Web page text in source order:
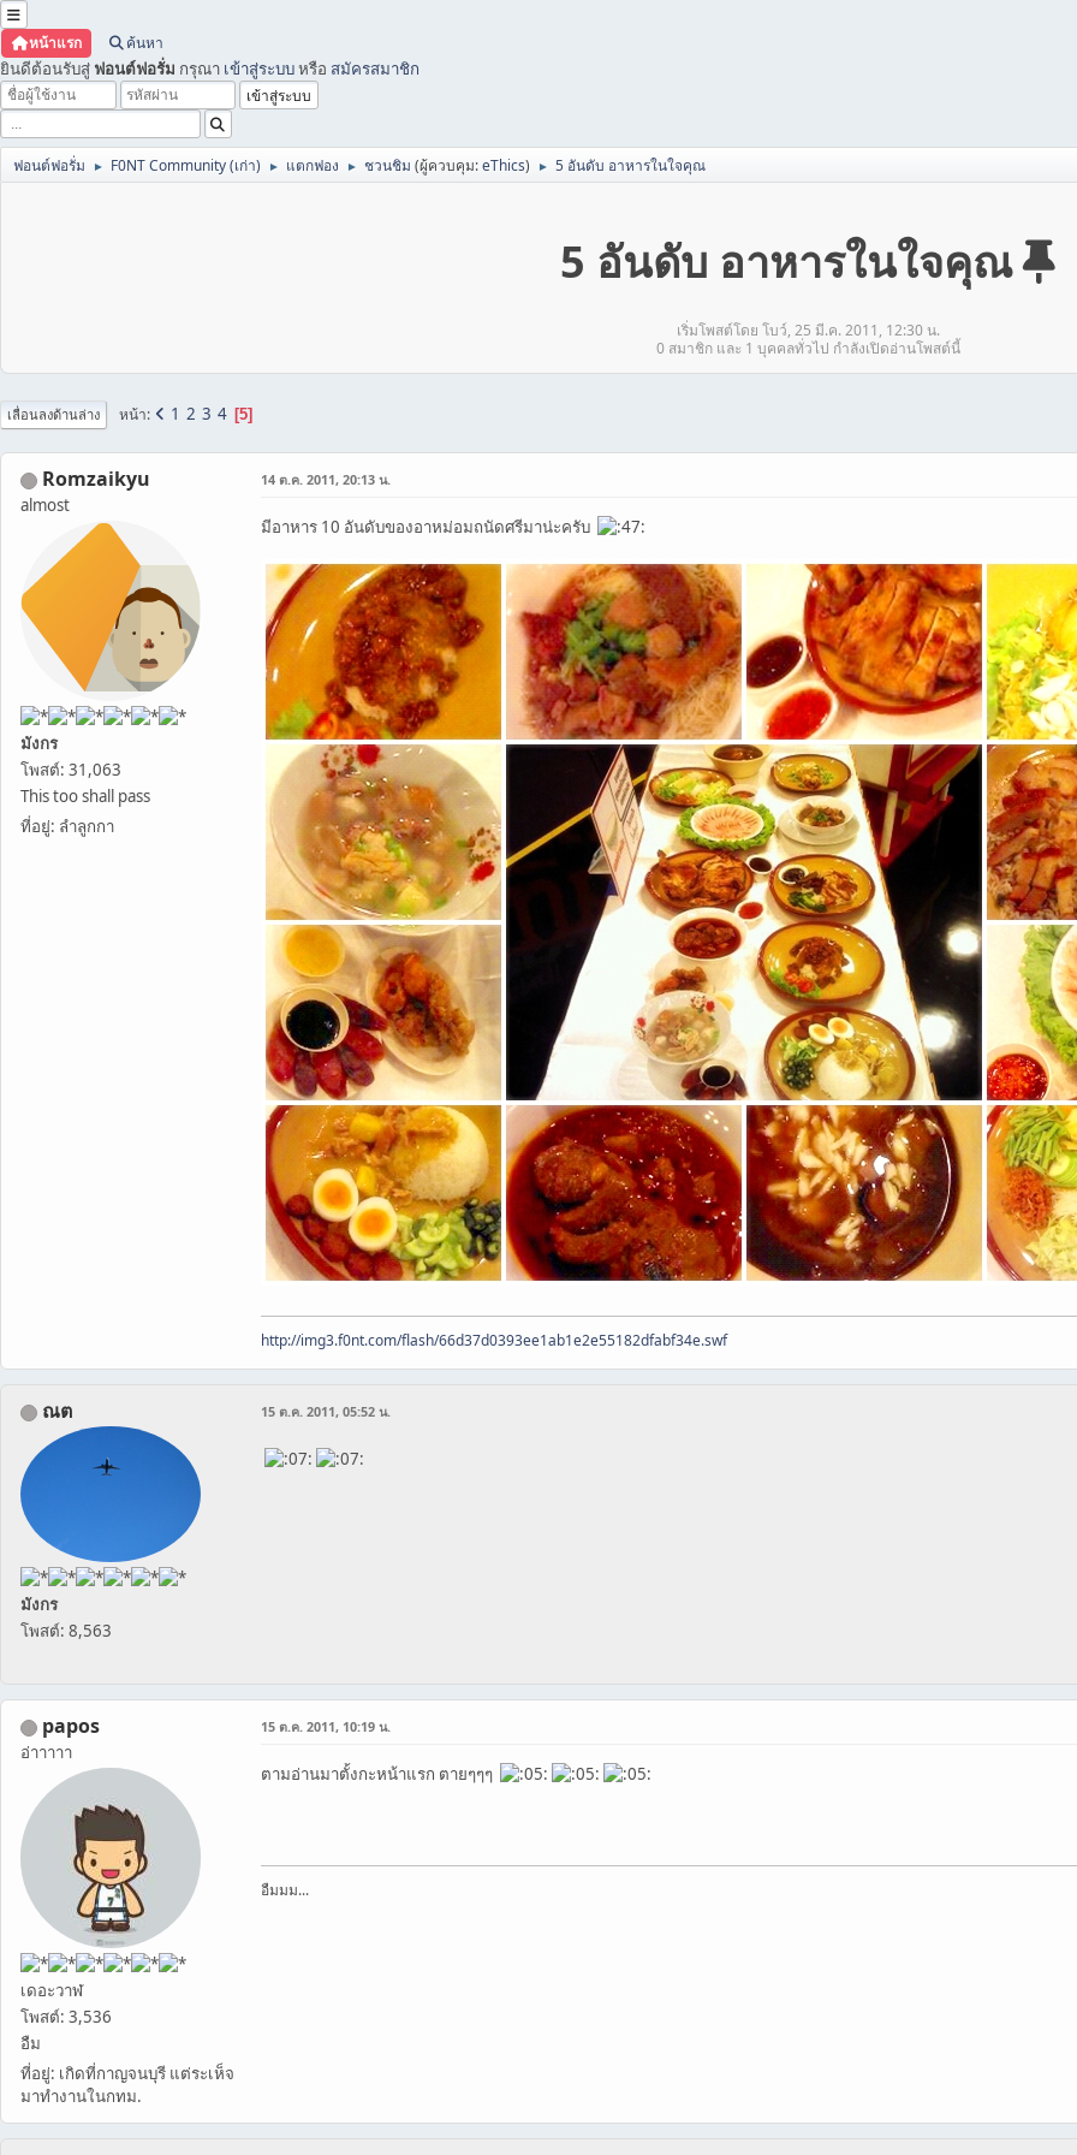
หน้าแรก ค้นหา
ยินดีต้อนรับสู่ ฟอนต์ฟอรั่ม กรุณา เข้าสู่ระบบหรือ สมัครสมาชิก
ฟอนต์ฟอรั่ม ► F0NT Community (เก่า) ► แตกฟอง ► ชวนชิม (ผู้ควบคุม:eThics) ► 5 อันดับ อาหารในใจคุณ
5 อันดับ อาหารในใจคุณ
เริ่มโพสต์โดย โบว์, 25 มี.ค. 2011, 12:30 น.
0 สมาชิก และ 1 บุคคลทั่วไป กำลังเปิดอ่านโพสต์นี้
เลื่อนลงด้านล่าง หน้า 1 2 3 4 5
Romzaikyu
almost
มังกร
โพสต์: 31,063
This too shall pass
ที่อยู่: ลำลูกกา
14 ต.ค. 2011, 20:13 น.
มีอาหาร 10 อันดับของอาหม่อมถนัดศรีมาน่ะครับ
http://img3.f0nt.com/flash/66d37d0393ee1ab1e2e55182dfabf34e.swf
ณต
มังกร
โพสต์: 8,563
15 ต.ค. 2011, 05:52 น.
papos
อ่าาาาา
เดอะวาฬ
โพสต์: 3,536
อืม
ที่อยู่: เกิดที่กาญจนบุรี แต่ระเห็จ
มาทำงานในกทม.
15 ต.ค. 2011, 10:19 น.
ตามอ่านมาตั้งกะหน้าแรก ตายๆๆๆ
อืมมม...